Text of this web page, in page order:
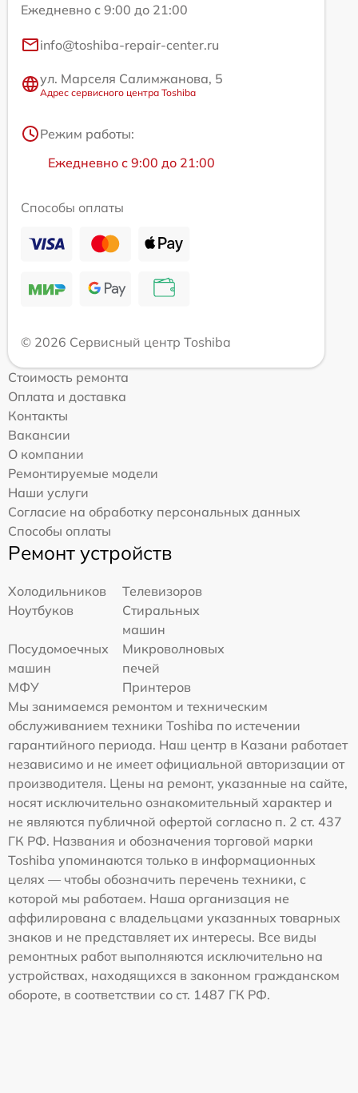
Ежедневно с 9:00 до 21:00
info@toshiba-repair-center.ru
ул. Марселя Салимжанова, 5
Адрес сервисного центра Toshiba
Режим работы:
Ежедневно с 9:00 до 21:00
Способы оплаты
© 2026 Сервисный центр Toshiba
Стоимость ремонта
Оплата и доставка
Контакты
Вакансии
О компании
Ремонтируемые модели
Наши услуги
Согласие на обработку персональных данных
Способы оплаты
Ремонт устройств
Холодильников
Телевизоров
Ноутбуков
Стиральных
машин
Посудомоечных
машин
Микроволновых
печей
МФУ
Принтеров
Мы занимаемся ремонтом и техническим
обслуживанием техники Toshiba по истечении
гарантийного периода. Наш центр в Казани работает
независимо и не имеет официальной авторизации от
производителя. Цены на ремонт, указанные на сайте,
носят исключительно ознакомительный характер и
не являются публичной офертой согласно п. 2 ст. 437
ГК РФ. Названия и обозначения торговой марки
Toshiba упоминаются только в информационных
целях — чтобы обозначить перечень техники, с
которой мы работаем. Наша организация не
аффилирована с владельцами указанных товарных
знаков и не представляет их интересы. Все виды
ремонтных работ выполняются исключительно на
устройствах, находящихся в законном гражданском
обороте, в соответствии со ст. 1487 ГК РФ.